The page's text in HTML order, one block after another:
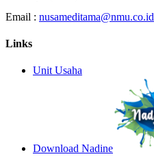
Email : nusameditama@nmu.co.id
Links
Unit Usaha
Download Nadine